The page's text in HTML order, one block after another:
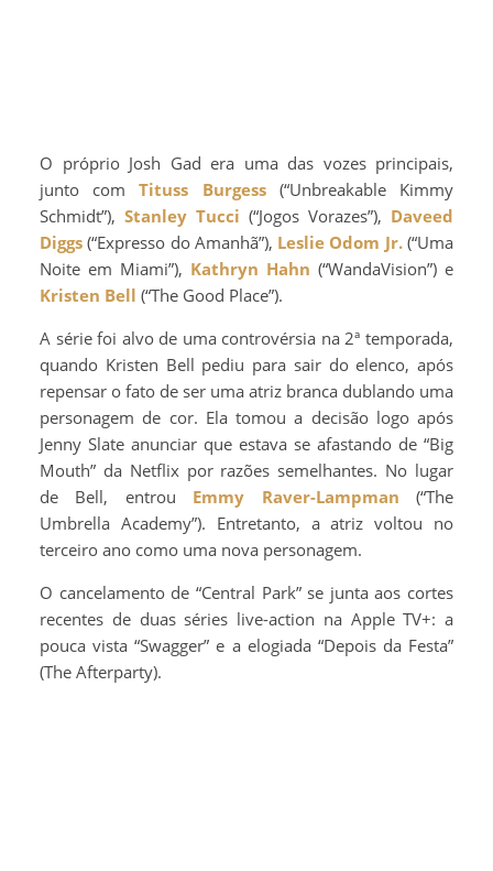
O próprio Josh Gad era uma das vozes principais,
junto comTituss Burgess(“Unbreakable Kimmy
Schmidt”), Stanley Tucci (“Jogos Vorazes”), Daveed
Diggs (“Expresso do Amanhã”), Leslie Odom Jr.(“Uma
Noite em Miami”), Kathryn Hahn (“WandaVision”) e
Kristen Bell (“The Good Place”).
A série foi alvo de uma controvérsia na 2ª temporada,
quando Kristen Bell pediu para sair do elenco, após
repensar o fato de ser uma atriz branca dublando uma
personagem de cor. Ela tomou a decisão logo após
Jenny Slate anunciar que estava se afastando de “Big
Mouth” da Netflix por razões semelhantes. No lugar
de Bell, entrou Emmy Raver-Lampman (“The
Umbrella Academy”). Entretanto, a atriz voltou no
terceiro ano como uma nova personagem.
O cancelamento de “Central Park” se junta aos cortes
recentes de duas séries live-action na Apple TV+: a
pouca vista “Swagger” e a elogiada “Depois da Festa”
(The Afterparty).